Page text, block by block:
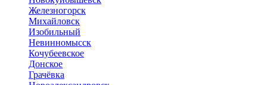
Железногорск
Михайловск
Изобильный
Невинномысск
Кочубеевское
Донское
Грачёвка